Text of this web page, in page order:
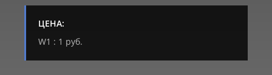
ЦЕНА:
W1 : 1 руб.